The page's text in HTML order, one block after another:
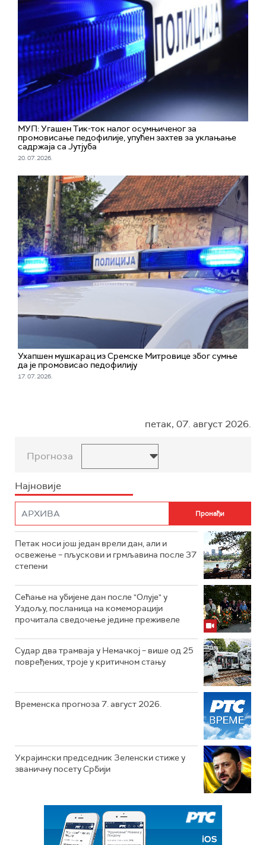
МУП: Угашен Тик-ток налог осумњиченог за
промовисање педофилије, упућен захтев за уклањање
садржаја са Јутјуба
20. 07. 2026.
Ухапшен мушкарац из Сремске Митровице због сумње
да је промовисао педофилију
17. 07. 2026.
петак, 07. август 2026.
Прогноза
Најновије
Петак носи још један врели дан, али и
освежење – пљускови и грмљавина после 37
степени
Сећање на убијене дан после "Олује" у
Уздољу, посланица на комеморацији
прочитала сведочење једине преживеле
Судар два трамваја у Немачкој – више од 25
повређених, троје у критичном стању
Временска прогноза 7. август 2026.
Украјински председник Зеленски стиже у
званичну посету Србији